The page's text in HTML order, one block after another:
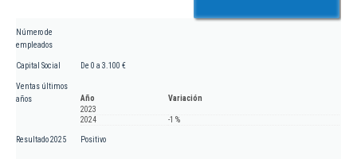
Número de
empleados
Capital Social De 0 a 3.100 €
Ventas últimos
años
Año
Variación
2023
2024
-1 %
Resultado 2025 Positivo